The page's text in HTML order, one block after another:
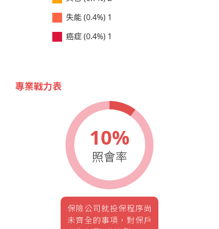
失能 (0.4%) 1
癌症 (0.4%) 1
專業戰力表
10%
照會率
保險公司就投保程序尚
未齊全的事項，對保戶